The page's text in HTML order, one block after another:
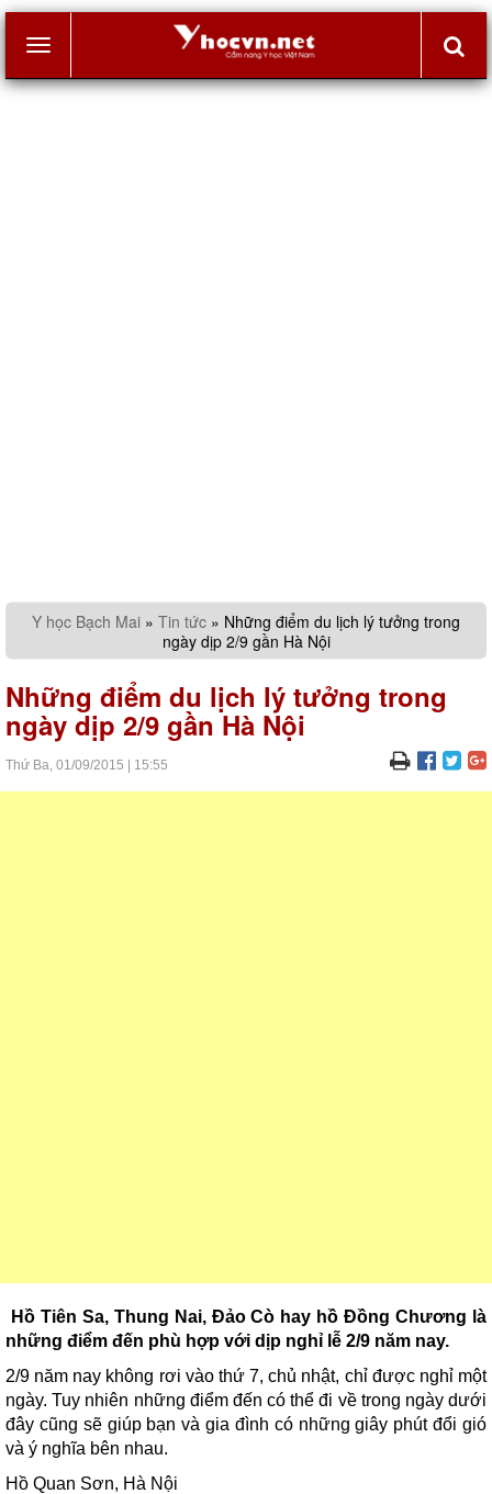
Y học Bạch Mai » Tin tức » Những điểm du lịch lý tưởng trong
ngày dịp 2/9 gần Hà Nội
Những điểm du lịch lý tưởng trong
ngày dịp 2/9 gần Hà Nội
Thứ Ba, 01/09/2015 15:55
Hồ Tiên Sa, Thung Nai, Đảo Cò hay hồ Đồng Chương là
những điểm đến phù hợp với dịp nghỉ lễ 2/9 năm nay.
2/9 năm nay không rơi vào thứ 7, chủ nhật, chỉ được nghỉ một
ngày. Tuy nhiên những điểm đến có thể đi về trong ngày dưới
đây cũng sẽ giúp bạn và gia đình có những giây phút đổi gió
và ý nghĩa bên nhau.
Hồ Quan Sơn, Hà Nội